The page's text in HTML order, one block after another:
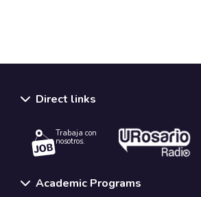
Direct links
Trabaja con
nosotros.
Academic Programs